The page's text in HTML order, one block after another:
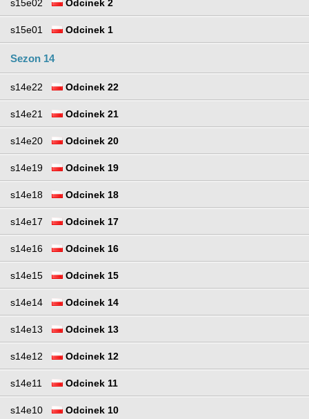
s15e02 Odcinek 2
s15e01 Odcinek 1
Sezon 14
s14e22 Odcinek 22
s14e21 Odcinek 21
s14e20 Odcinek 20
s14e19 Odcinek 19
s14e18 Odcinek 18
s14e17 Odcinek 17
s14e16 Odcinek 16
s14e15 Odcinek 15
s14e14 Odcinek 14
s14e13 Odcinek 13
s14e12 Odcinek 12
s14e11 Odcinek 11
s14e10 Odcinek 10